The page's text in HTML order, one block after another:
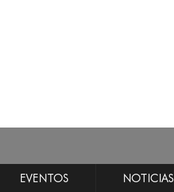
EVENTOS NOTICIAS